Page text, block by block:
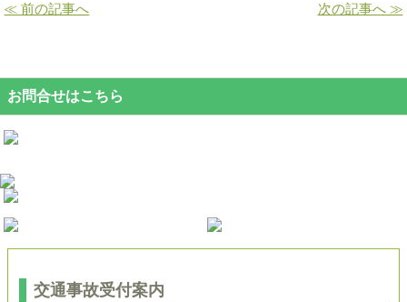
≪ 前の記事へ 次の記事へ ≫
お問合せはこちら
交通事故受付案内